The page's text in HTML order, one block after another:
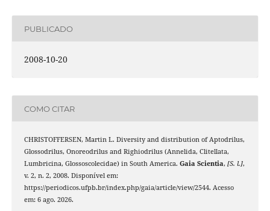
PUBLICADO
2008-10-20
COMO CITAR
CHRISTOFFERSEN, Martin L. Diversity and distribution of Aptodrilus,
Glossodrilus, Onoreodrilus and Righiodrilus (Annelida, Clitellata,
Lumbricina, Glossoscolecidae) in South America. Gaia Scientia, [S. l.],
v. 2, n. 2, 2008. Disponível em:
https://periodicos.ufpb.br/index.php/gaia/article/view/2544. Acesso
em: 6 ago. 2026.